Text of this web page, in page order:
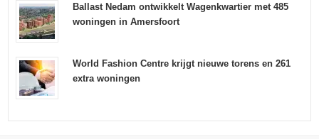
Ballast Nedam ontwikkelt Wagenkwartier met 485
woningen in Amersfoort
World Fashion Centre krijgt nieuwe torens en 261
extra woningen